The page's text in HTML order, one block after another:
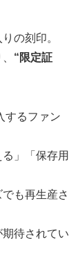
の刻印。
“限定証
するファン
」「保存用
も再生産さ
待されてい